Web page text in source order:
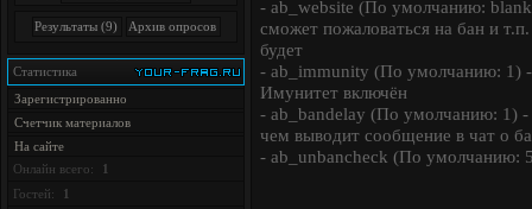
Статистика
Зарегистрированно
Счетчик материалов
На сайте
Онлайн всего:
1
Гостей:
1
- ab_website (По умолчанию:
сможет пожаловаться на бан и
будет
- ab_immunity (По умолчанию: 1)
Имунитет включён
- ab_bandelay (По умолчанию: 1) -
чем выводит сообщение в чат о
- ab_unbancheck (По умолчанию: